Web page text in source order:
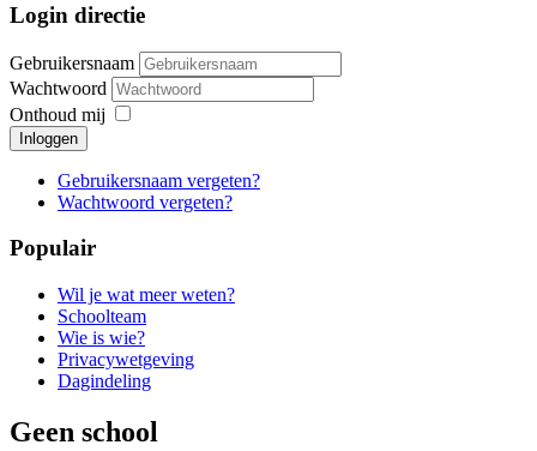
Login directie
Gebruikersnaam
Wachtwoord
Onthoud mij
Inloggen
Gebruikersnaam vergeten?
Wachtwoord vergeten?
Populair
Wil je wat meer weten?
Schoolteam
Wie is wie?
Privacywetgeving
Dagindeling
Geen school